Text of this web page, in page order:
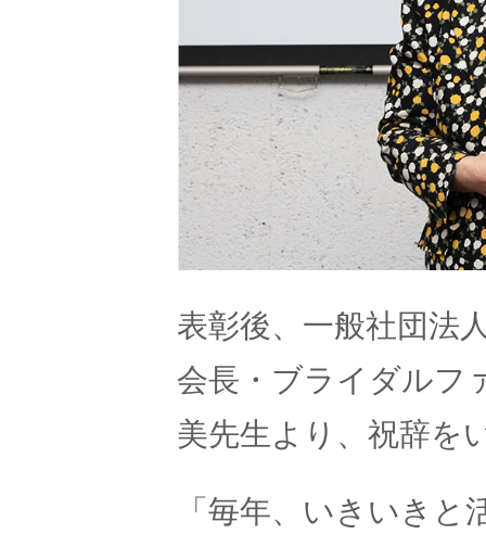
表彰後、一般社団法
会長・ブライダルフ
美先生より、祝辞を
「毎年、いきいき